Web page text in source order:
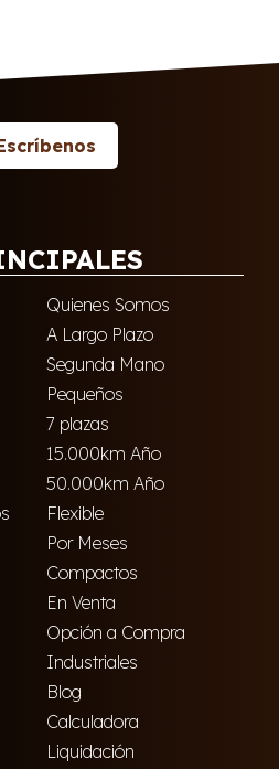
Quienes Somos
A Largo Plazo
Segunda Mano
Pequeños
7 plazas
15.000km Año
50.000km Año
Flexible
Por Meses
Compactos
En Venta
Opción a Compra
Industriales
Blog
Calculadora
Liquidación